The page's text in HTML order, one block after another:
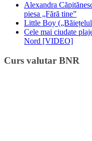
Alexandra
piesa „Fără tine”
Little Boy
Cele mai ciudate
Nord [VIDEO]
Curs valutar BNR